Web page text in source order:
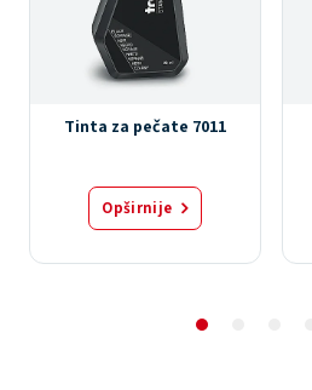
Tinta za pečate 7011
Opširnije